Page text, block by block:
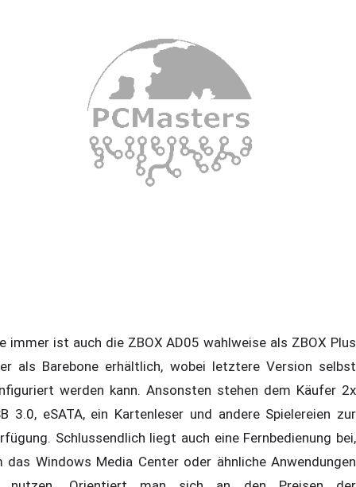
immer ist auch die ZBOX AD05 wahlweise als ZBOX Plus
als Barebone erhältlich, wobei letztere Version selbst
werden kann. Ansonsten stehen dem Käufer 2x
3.0, eSATA, ein Kartenleser und andere Spielereien zur
Schlussendlich liegt auch eine Fernbedienung bei,
das Windows Media Center oder ähnliche Anwendungen